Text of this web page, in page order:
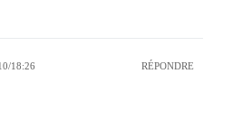
18:26 RÉPONDRE